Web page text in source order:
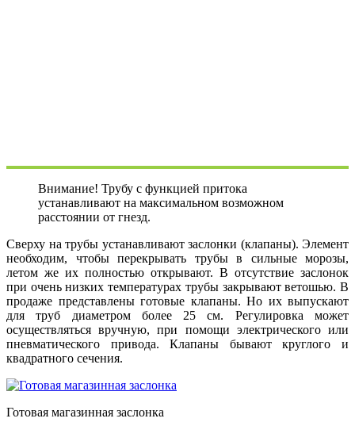
Внимание! Трубу с функцией притока
устанавливают на максимальном возможном
расстоянии от гнезд.
Сверху на трубы устанавливают заслонки (клапаны). Элемент
необходим, чтобы перекрывать трубы в сильные морозы,
летом же их полностью открывают. В отсутствие заслонок
при очень низких температурах трубы закрывают ветошью. В
продаже представлены готовые клапаны. Но их выпускают
для труб диаметром более 25 см. Регулировка может
осуществляться вручную, при помощи электрического или
пневматического привода. Клапаны бывают круглого и
квадратного сечения.
Готовая магазинная заслонка